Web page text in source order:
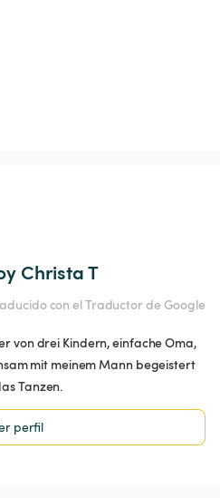
Christa T
con el Traductor de Google
von drei Kindern, einfache Oma,
mit meinem Mann begeistert
Tanzen.
perfil